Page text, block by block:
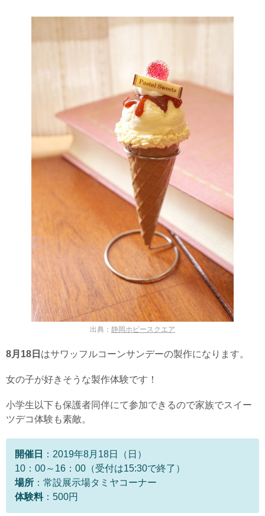
出典： 静岡ホビースクエア
8月18日 はサワッフルコーンサンデーの製作になります。
女の子が好きそうな製作体験です！
小学生以下も保護者同伴にて参加できるので家族でスイー
ツデコ体験も素敵。
開催日
：2019年8月18日（日）
10：00～16：00（受付は15:30で終了）
場所 ：常設展示場タミヤコーナー
体験料：500円